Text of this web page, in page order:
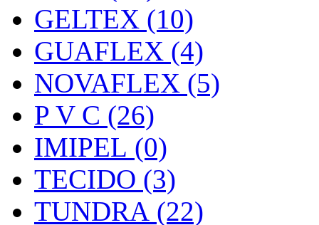
GELTEX (10)
GUAFLEX (4)
NOVAFLEX (5)
P V C (26)
IMIPEL (0)
TECIDO (3)
TUNDRA (22)